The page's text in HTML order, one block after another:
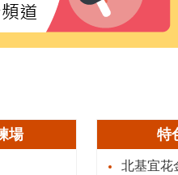
場 特
北基宜花